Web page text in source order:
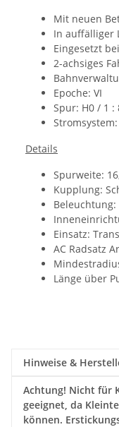
Mit neuen
In auffälliger
Eingesetzt
2-achsiges
Epoche: VI
Spur: H0 / 1 :
Details
Spurweite:
Kupplung:
Beleuchtung:
Einsatz:
AC Radsatz
Länge über
Hinweise &
Achtung! Nicht für
geeignet, da
können.